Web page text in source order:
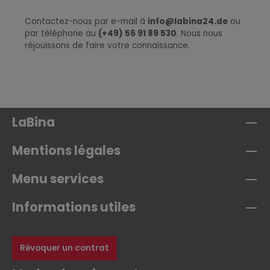
Contactez-nous par e-mail à info@labina24.de ou
par téléphone au (+49) 56 91 89 530. Nous nous
réjouissons de faire votre connaissance.
LaBina
Mentions légales
Menu services
Informations utiles
Révoquer un contrat